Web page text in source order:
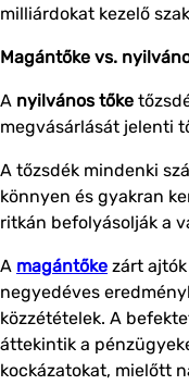
milliárdokat kezelő
Magántőke vs.
A nyilvános tőke
megvásárlását jelenti
A tőzsdék mindenki
könnyen és gyakran
ritkán befolyásolják a
A magántőke zárt
negyedéves
közzétételek. A
áttekintik a
kockázatokat, mielőtt